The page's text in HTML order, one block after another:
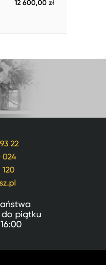
12 600,00 zł
22
024
120
do piątku
16:00